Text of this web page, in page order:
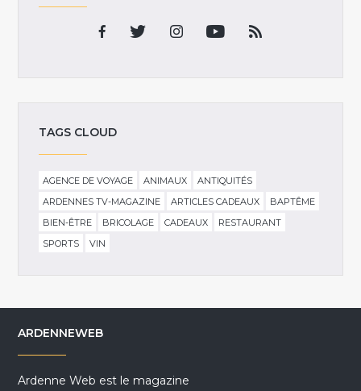
TAGS CLOUD
AGENCE DE VOYAGE ANIMAUX
ANTIQUITÉS
ARDENNES TV-MAGAZINE
ARTICLES CADEAUX
BAPTÊME
BIEN-ÊTRE
BRICOLAGE CADEAUX
RESTAURANT
SPORTS
VIN
ARDENNEWEB
Ardenne Web est le magazine